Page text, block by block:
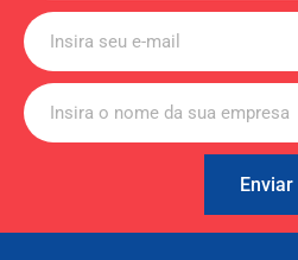
Enviar